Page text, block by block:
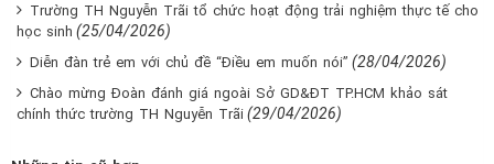
Trường TH Nguyễn Trãi tổ chức hoạt động trải nghiệm thực tế cho
học sinh (25/04/2026)
Diễn đàn trẻ em với chủ đề “Điều em muốn nói” (28/04/2026)
Chào mừng Đoàn đánh giá ngoài Sở GD&ĐT TP.HCM khảo sát
chính thức trường TH Nguyễn Trãi (29/04/2026)